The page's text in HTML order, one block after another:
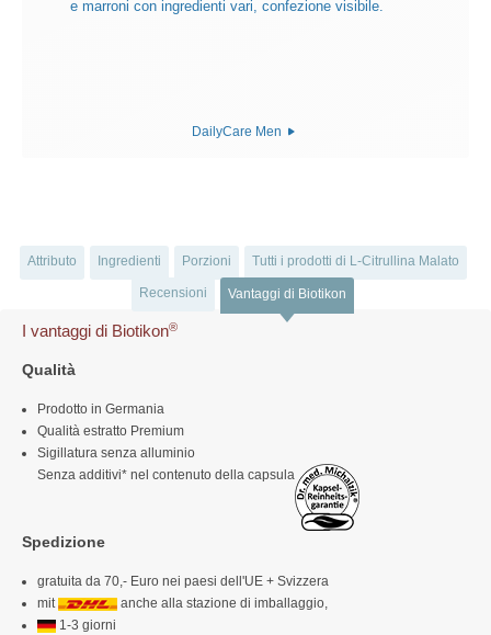
DailyCare Men
Attributo Ingredienti Porzioni Tutti i prodotti di L-Citrullina Malato
Recensioni Vantaggi di Biotikon
I vantaggi di Biotikon®
Qualità
Prodotto in Germania
Qualità estratto Premium
Sigillatura senza alluminio
Senza additivi* nel contenuto della capsula
Spedizione
gratuita da 70,- Euro nei paesi dell'UE + Svizzera
mit
anche alla stazione di imballaggio,
1-3 giorni